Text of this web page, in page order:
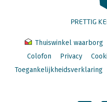
PRETTIG
Thuiswinkel waarborg
Colofon
Privacy
Toegankelijkheidsverklaring